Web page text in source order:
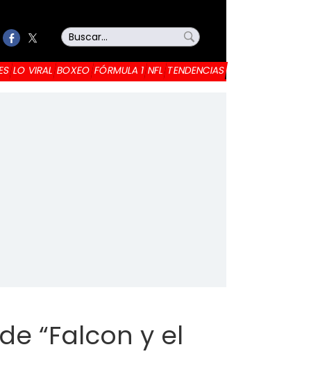
LO VIRAL BOXEO FÓRMULA 1 NFL TENDENCIAS
“Falcon y el